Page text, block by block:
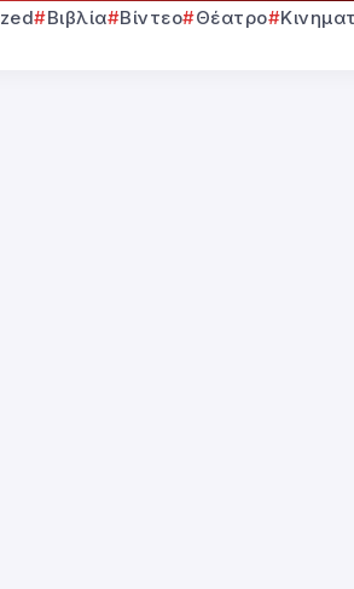
Βιβλία Βίντεο Θέατρο